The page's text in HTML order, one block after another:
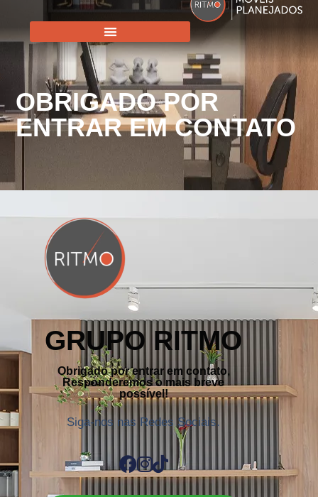
OBRIGADO POR
ENTRAR EM CONTATO
GRUPO RITMO
Obrigado por entrar em contato,
Responderemos o mais breve
possível!
Siga-nos nas Redes Sociais.